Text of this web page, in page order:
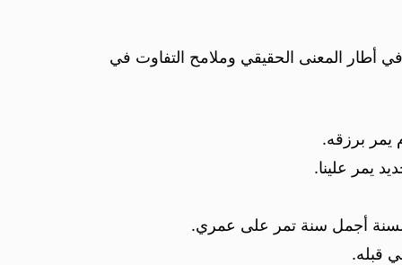
أطار المعنى الحقيقي وملامح التفاوت في
يمر برزقه.
يمر علينا.
السنة أجمل سنة تمر على عمري.
قبله.